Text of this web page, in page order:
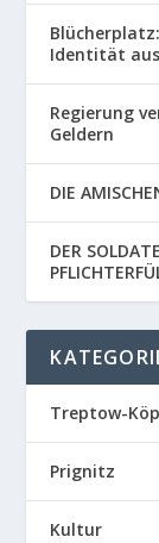
Identität aus
Regierung
Geldern
DIE
DER
Treptow-
Prignitz
Kultur